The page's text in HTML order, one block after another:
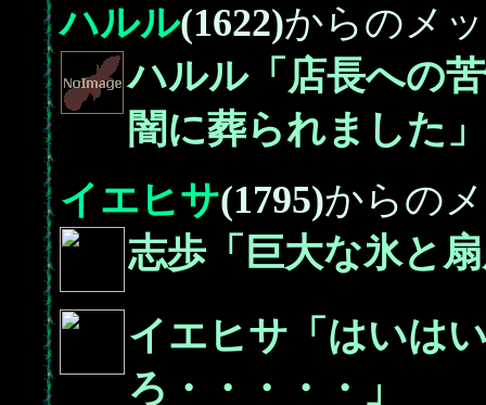
ハルル(1622)からのメ
ハルル「店長への
闇に葬られました」
イエヒサ(1795)からの
志歩「巨大な氷と
イエヒサ「はいは
ろ・・・・・」